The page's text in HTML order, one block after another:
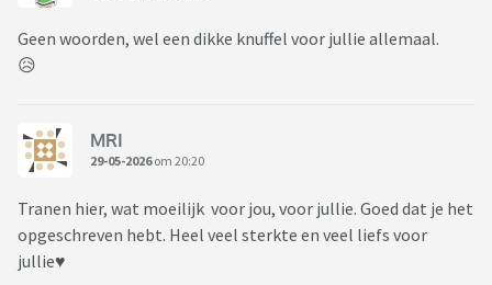
Geen woorden, wel een dikke knuffel voor jullie allemaal.
😥
MRI
29-05-2026om 20:20
Tranen hier, wat moeilijk voor jou, voor jullie. Goed dat je het
opgeschreven hebt. Heel veel sterkte en veel liefs voor
jullie♥️